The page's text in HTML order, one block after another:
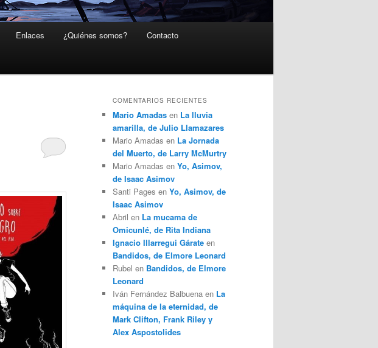
Enlaces ¿Quiénes somos? Contacto
COMENTARIOS RECIENTES
Mario Amadas en La lluvia
amarilla, de Julio Llamazares
Mario Amadas en La Jornada
del Muerto, de Larry McMurtry
Mario Amadas en Yo, Asimov,
de Isaac Asimov
Santi Pages en Yo, Asimov, de
Isaac Asimov
Abril en La mucama de
Omicunlé, de Rita Indiana
Ignacio Illarregui Gárate en
Bandidos, de Elmore Leonard
Rubel en Bandidos, de Elmore
Leonard
Iván Fernández Balbuena en La
máquina de la eternidad, de
Mark Clifton, Frank Riley y
Alex Aspostolides